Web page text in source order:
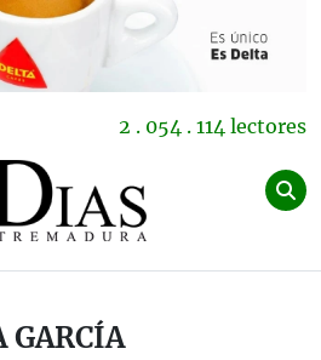
2 . 054 . 114 lectores
GARCÍA